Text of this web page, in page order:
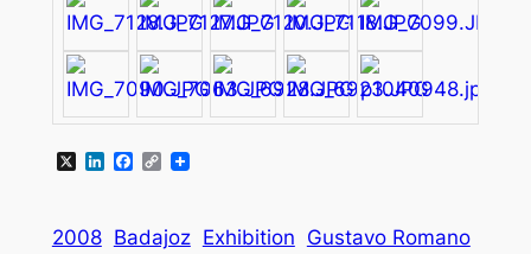
X LinkedIn
Facebook
Copy
2008 Badajoz Exhibition Gustavo Romano